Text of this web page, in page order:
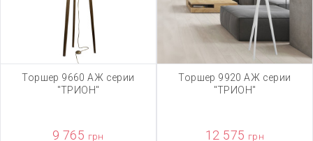
Торшер 9660 АЖ серии
"ТРИОН"
9 765 грн
Торшер 9920 АЖ серии
"ТРИОН"
12 575 грн